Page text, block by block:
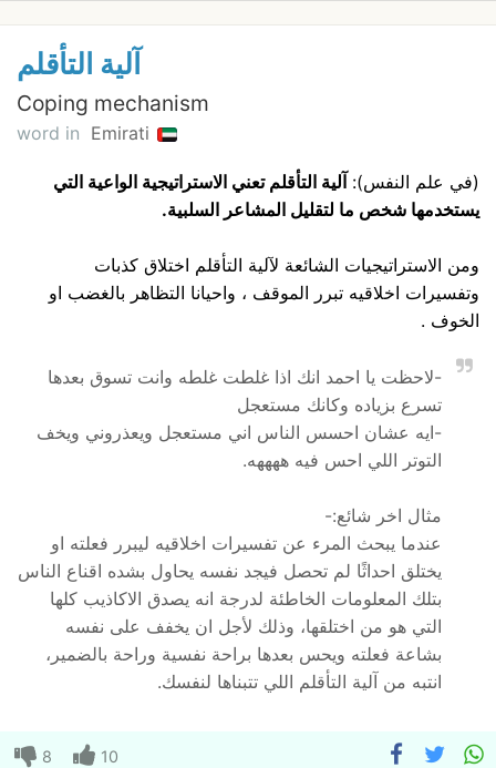
آلية التأقلم
Coping mechanism
word in Emirati
(في علم النفس): آلية التأقلم تعني الاستراتيجية الواعية التي
يستخدمها شخص ما لتقليل المشاعر السلبية.
ومن الاستراتيجيات الشائعة لآلية التأقلم اختلاق كذبات
وتفسيرات اخلاقيه تبرر الموقف ، واحيانا التظاهر بالغضب او
الخوف .
-لاحظت يا احمد انك اذا غلطت غلطه وانت تسوق بعدها
تسرع بزياده وكانك مستعجل
-ايه عشان احسس الناس اني مستعجل ويعذروني ويخف
التوتر اللي احس فيه ههههه.
مثال اخر شائع:-
عندما يبحث المرء عن تفسيرات اخلاقيه ليبرر فعلته او
يختلق احداثًا لم تحصل فيجد نفسه يحاول بشده اقناع الناس
بتلك المعلومات الخاطئة لدرجة انه يصدق الاكاذيب كلها
التي هو من اختلقها، وذلك لأجل ان يخفف على نفسه
بشاعة فعلته ويحس بعدها براحة نفسية وراحة بالضمير،
انتبه من آلية التأقلم اللي تتبناها لنفسك.
8
10